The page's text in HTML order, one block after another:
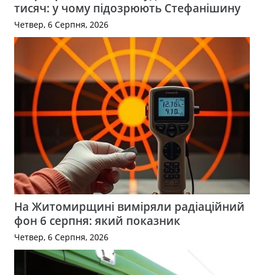
тисяч: у чому підозрюють Стефанішину
Четвер, 6 Серпня, 2026
На Житомирщині виміряли радіаційний
фон 6 серпня: який показник
Четвер, 6 Серпня, 2026